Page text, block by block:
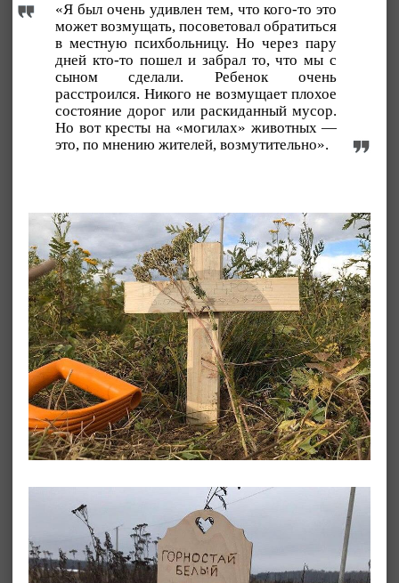
«Я был очень удивлен тем, что кого-то это
может возмущать, посоветовал обратиться
в местную психбольницу. Но через пару
дней кто-то пошел и забрал то, что мы с
сыном сделали. Ребенок очень
расстроился. Никого не возмущает плохое
состояние дорог или раскиданный мусор.
Но вот кресты на «могилах» животных —
это, по мнению жителей, возмутительно».